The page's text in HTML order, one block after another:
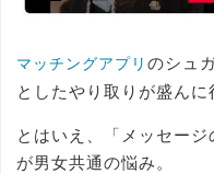
マッチングアプリ のシュ
としたやり取りが盛んに
とはいえ、「メッセー
が男女共通の悩み。